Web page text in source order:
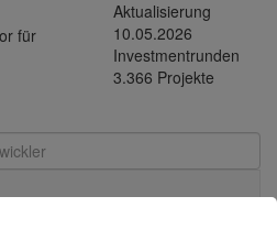
für
Aktualisierung
10.05.2026
Investmentrunden
3.366 Projekte
Toggle